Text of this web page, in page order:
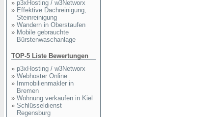
» p3xHosting / w3Networx
» Effektive Dachreinigung,
Steinreinigung
» Wandern in Oberstaufen
» Mobile gebrauchte
Bürstenwaschanlage
TOP-5 Liste Bewertungen
» p3xHosting / w3Networx
» Webhoster Online
» Immobilienmakler in
Bremen
» Wohnung verkaufen in Kiel
» Schlüsseldienst
Regensburg